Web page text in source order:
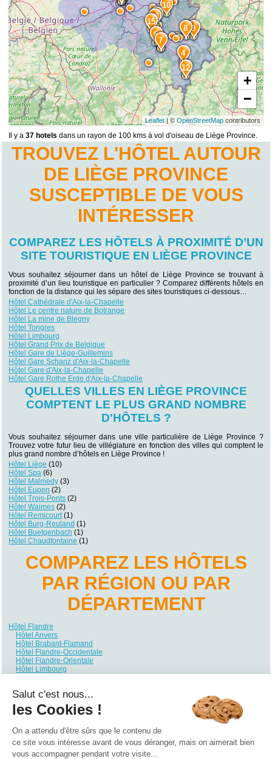
15
13
12
10
9
8
7
6
4
1
+
−
Leaflet| © OpenStreetMapcontributors
Il y a37 hotels dans un rayon de 100 kms à vol d'oiseau de Liège Province.
TROUVEZ L'HÔTEL AUTOUR
DE LIÈGE PROVINCE
SUSCEPTIBLE DE VOUS
INTÉRESSER
COMPAREZ LES HÔTELS À PROXIMITÉ D’UN
SITE TOURISTIQUE EN LIÈGE PROVINCE
Vous souhaitez séjourner dans un hôtel de Liège Province se trouvant à
proximité d’un lieu touristique en particulier ? Comparez différents hôtels en
fonction de la distance qui les sépare des sites touristiques ci-dessous…
Hôtel Cathédrale d'Aix-la-Chapelle
Hôtel Le centre nature de Botrange
Hôtel La mine de Blegny
Hôtel Tongres
Hôtel Limbourg
Hôtel Grand Prix de Belgique
Hôtel Gare de Liège-Guillemins
Hôtel Gare Schanz d'Aix-la-Chapelle
Hôtel Gare d'Aix-la-Chapelle
Hôtel Gare Rothe Erde d'Aix-la-Chapelle
QUELLES VILLES EN LIÈGE PROVINCE
COMPTENT LE PLUS GRAND NOMBRE
D'HÔTELS ?
Vous souhaitez séjourner dans une ville particulière de Liège Province ?
Trouvez votre futur lieu de villégiature en fonction des villes qui comptent le
plus grand nombre d’hôtels en Liège Province !
Hôtel Liège (10)
Hôtel Spa (6)
Hôtel Malmedy (3)
Hôtel Eupen (2)
Hôtel Trois-Ponts (2)
Hôtel Waimes (2)
Hôtel Remicourt(1)
Hôtel Burg-Reuland (1)
Hôtel Buetgenbach (1)
Hôtel Chaudfontaine (1)
COMPAREZ LES HÔTELS
PAR RÉGION OU PAR
DÉPARTEMENT
Hôtel Flandre
Hôtel Anvers
Hôtel Brabant-Flamand
Hôtel Flandre-Occidentale
Hôtel Flandre-Orientale
Hôtel Limbourg
Hôtel Wallonie
Hôtel Brabant Wallon
Hôtel Hainaut
Hôtel Luxembourg
Salut c'est nous...
les Cookies !
On a attendu d'être sûrs que le contenu de
ce site vous intéresse avant de vous déranger, mais on aimerait bien
vous accompagner pendant votre visite...